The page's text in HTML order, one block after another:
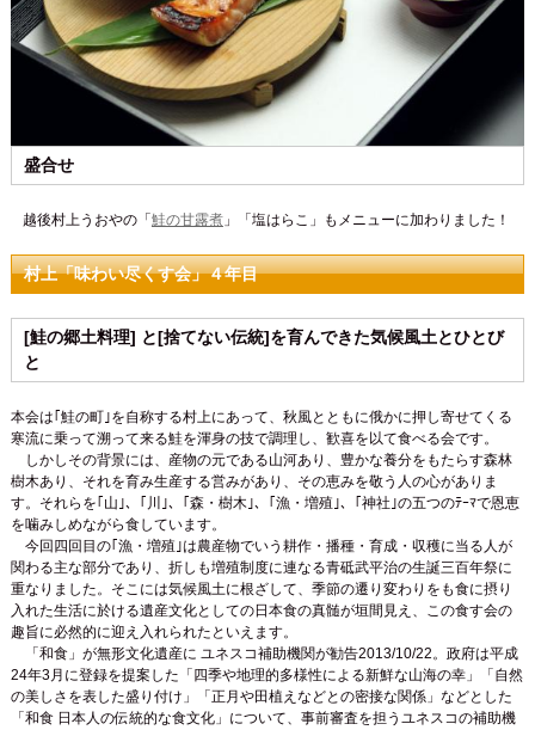
盛合せ
越後村上うおやの「 鮭の甘露煮」「塩はらこ」もメニューに加わりました！
村上「味わい尽くす会」４年目
[鮭の郷土料理] と[捨てない伝統]を育んできた気候風土とひとび
と
本会は｢鮭の町｣を自称する村上にあって、秋風とともに俄かに押し寄せてくる
寒流に乗って溯って来る鮭を渾身の技で調理し、歓喜を以て食べる会です。
しかしその背景には、産物の元である山河あり、豊かな養分をもたらす森林
樹木あり、それを育み生産する営みがあり、その恵みを敬う人の心がありま
す。それらを｢山｣、｢川｣、｢森・樹木｣、｢漁・増殖｣、｢神社｣の五つのﾃｰﾏで恩恵
を噛みしめながら食しています。
今回四回目の｢漁・増殖｣は農産物でいう耕作・播種・育成・収穫に当る人が
関わる主な部分であり、折しも増殖制度に連なる青砥武平治の生誕三百年祭に
重なりました。そこには気候風土に根ざして、季節の遷り変わりをも食に摂り
入れた生活に於ける遺産文化としての日本食の真髄が垣間見え、この食す会の
趣旨に必然的に迎え入れられたといえます。
「和食」が無形文化遺産に ユネスコ補助機関が勧告2013/10/22。政府は平成
24年3月に登録を提案した「四季や地理的多様性による新鮮な山海の幸」「自然
の美しさを表した盛り付け」「正月や田植えなどとの密接な関係」などとした
「和食 日本人の伝統的な食文化」について、事前審査を担うユネスコの補助機